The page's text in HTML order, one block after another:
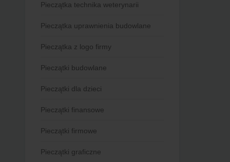
Pieczątka technika weterynarii
Pieczątka uprawnienia budowlane
Pieczątka z logo firmy
Pieczątki budowlane
Pieczątki dla dzieci
Pieczątki finansowe
Pieczątki firmowe
Pieczątki graficzne